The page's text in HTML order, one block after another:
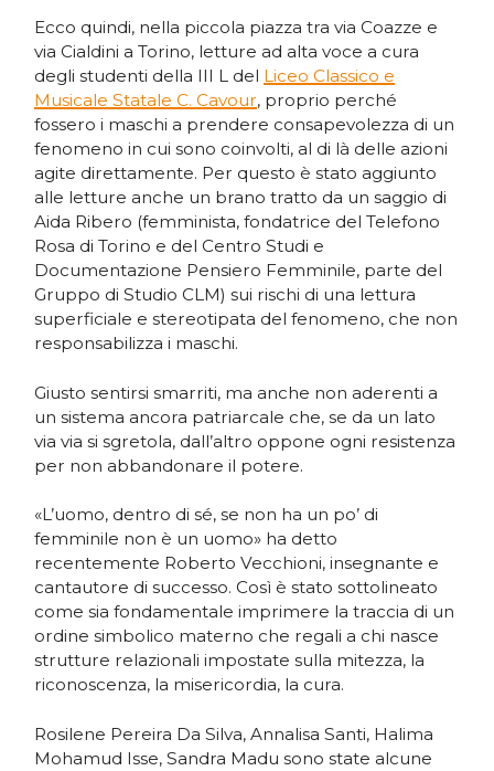
Ecco quindi, nella piccola piazza tra via Coazze e
via Cialdini a Torino, letture ad alta voce a cura
degli studenti della III L del Liceo Classico e
Musicale Statale C. Cavour, proprio perché
fossero i maschi a prendere consapevolezza di un
fenomeno in cui sono coinvolti, al di là delle azioni
agite direttamente. Per questo è stato aggiunto
alle letture anche un brano tratto da un saggio di
Aida Ribero (femminista, fondatrice del Telefono
Rosa di Torino e del Centro Studi e
Documentazione Pensiero Femminile, parte del
Gruppo di Studio CLM) sui rischi di una lettura
superficiale e stereotipata del fenomeno, che non
responsabilizza i maschi.
Giusto sentirsi smarriti, ma anche non aderenti a
un sistema ancora patriarcale che, se da un lato
via via si sgretola, dall’altro oppone ogni resistenza
per non abbandonare il potere.
«L’uomo, dentro di sé, se non ha un po’ di
femminile non è un uomo» ha detto
recentemente Roberto Vecchioni, insegnante e
cantautore di successo. Così è stato sottolineato
come sia fondamentale imprimere la traccia di un
ordine simbolico materno che regali a chi nasce
strutture relazionali impostate sulla mitezza, la
riconoscenza, la misericordia, la cura.
Rosilene Pereira Da Silva, Annalisa Santi, Halima
Mohamud Isse, Sandra Madu sono state alcune